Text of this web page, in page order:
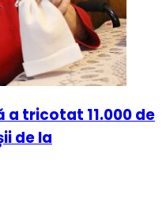
a tricotat 11.000 de
de la